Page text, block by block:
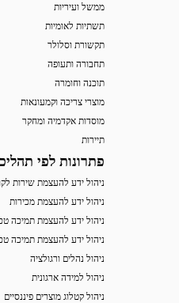
ממשל ועיריות
תשתיות לאומיות
תקשורת וסלולר
תחבורה ותעופה
תוכנה וחומרה
מוצרי צריכה וקמעונאות
מוסדות אקדמיה ומחקר
תיירות
פתרונות לפי
ניהול ידע להעצמת שירות
ניהול ידע להעצמת מכירות
ניהול ידע להעצמת תמיכה
ניהול ידע להעצמת תמיכה טכנית
ניהול נהלים ורגולציה
ניהול למידה ארגונית
ניהול קטלוג מוצרים פיננסיים